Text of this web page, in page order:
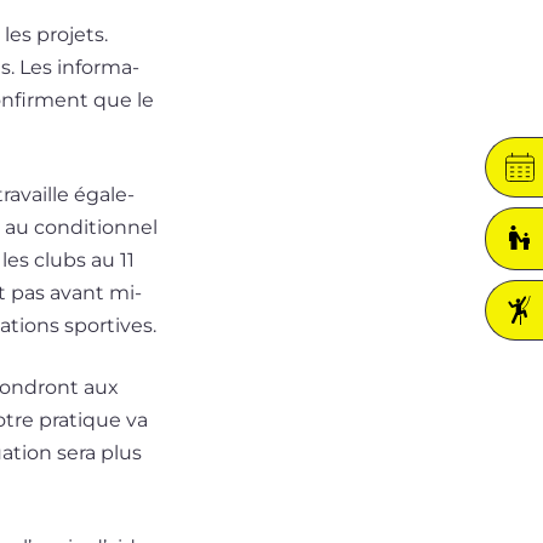
pro­jets.
Les infor­ma­
que le
éga­le­
au condi­tion­nel
clubs au 11
pas avant mi-
sportives.
aux
pra­tique va
sera plus